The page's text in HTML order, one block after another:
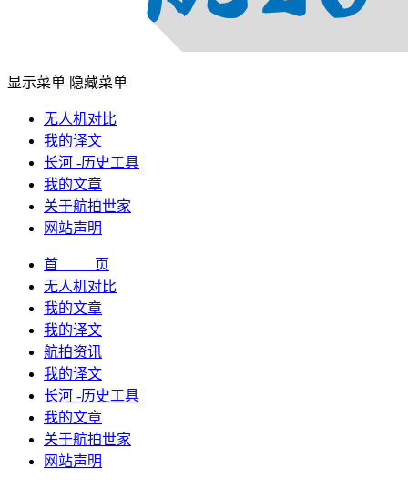
显示菜单 隐藏菜单
无人机对比
我的译文
长河 -历史工具
我的文章
关于航拍世家
网站声明
首 页
无人机对比
我的文章
我的译文
航拍资讯
我的译文
长河 -历史工具
我的文章
关于航拍世家
网站声明